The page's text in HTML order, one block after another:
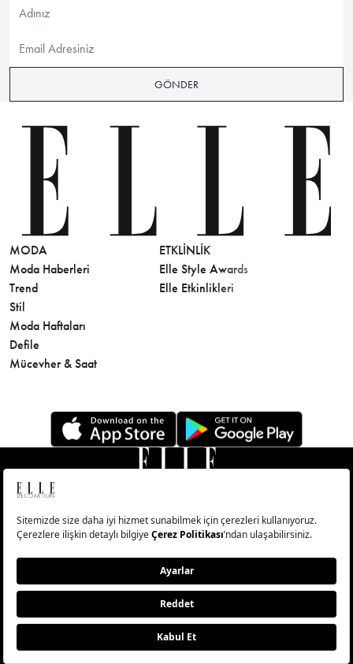
GÖNDER
MODA
Moda Haberleri
Trend
Stil
Moda Haftaları
Defile
Mücevher & Saat
ETKLINLIK
Elle Style Awards
Elle Etkinlikleri
© Big Medya Teknoloji A.Ş. Altunizade Mahallesi Kuşbakışı
Caddesi No:27/1 Üsküdar/İstanbul
Aydınlatma Metni
Copyright © 2026 - Tüm Hakları Saklıdır.